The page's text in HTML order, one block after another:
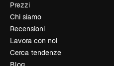
Prezzi
Chi siamo
Recensioni
Lavora con noi
Cerca tendenze